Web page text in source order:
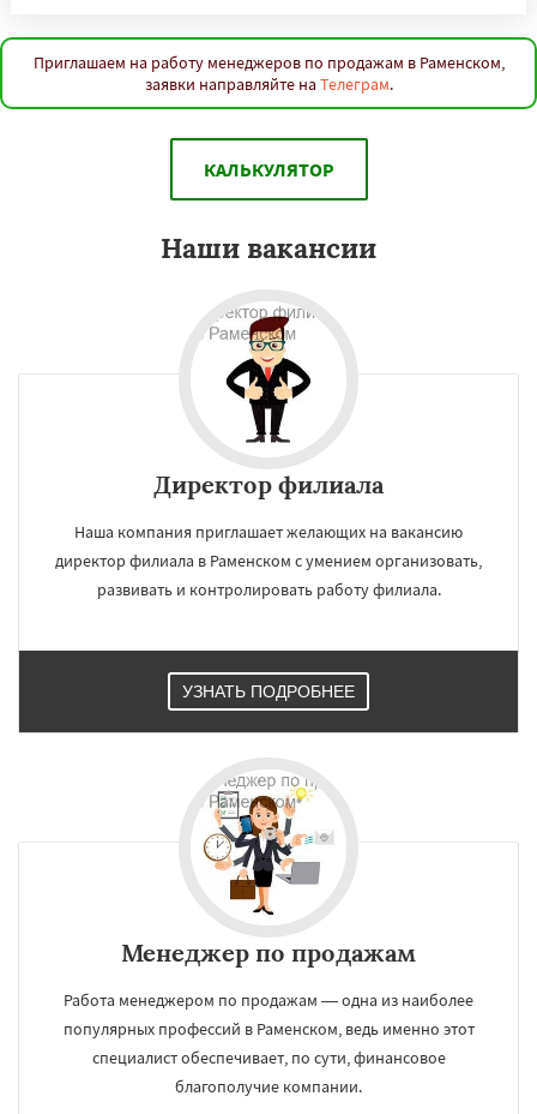
Работаем по
Рошаль
Солнечногорск Купавна
Хотьково
Черноголовка Чехов Шатура
Щелково Электрогорск
Электросталь
Электроугли Яхрома Андреево
Бобров
Быково Вербилки
Приглашаем на работу менеджеров по продажам в Раменском,
заявки направляйте на Телеграм.
КАЛЬКУЛЯТОР
Наши вакансии
Директор филиала
Наша компания приглашает желающих на вакансию
директор филиала в Раменском с умением организовать,
развивать и контролировать работу филиала.
УЗНАТЬ ПОДРОБНЕЕ
Менеджер по продажам
Работа менеджером по продажам — одна из наиболее
популярных профессий в Раменском, ведь именно этот
специалист обеспечивает, по сути, финансовое
благополучие компании.
УЗНАТЬ ПОДРОБНЕЕ
Даю согласие на обработку персональных данных